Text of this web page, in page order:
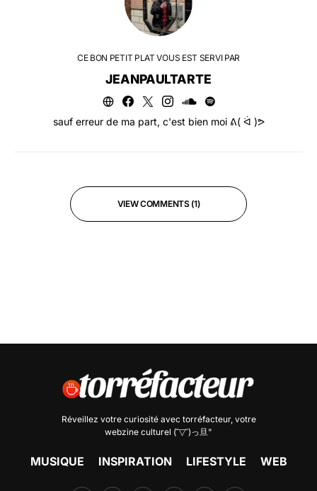
CE BON PETIT PLAT VOUS EST SERVI PAR
JEANPAULTARTE
sauf erreur de ma part, c'est bien moi ᕕ( ᐛ )ᕗ
VIEW COMMENTS (1)
Réveillez votre curiosité avec torréfacteur, votre
webzine culturel (˘▽˘)っ旦"
MUSIQUE INSPIRATION LIFESTYLE WEB